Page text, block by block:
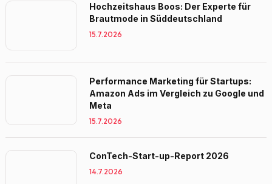
Hochzeitshaus Boos: Der Experte für
Brautmode in Süddeutschland
15.7.2026
Performance Marketing für Startups:
Amazon Ads im Vergleich zu Google und
Meta
15.7.2026
ConTech-Start-up-Report 2026
14.7.2026